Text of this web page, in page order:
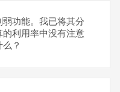
功能。我已将其分
利用率中没有注意
？